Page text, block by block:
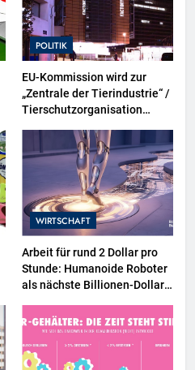
POLITIK
EU-Kommission wird zur
„Zentrale der Tierindustrie“ /
Tierschutzorganisation
Projektion in Brüssel die
Nähe der EU-Kommission zur
Tierindustrie an
WIRTSCHAFT
Arbeit für rund 2 Dollar pro
Stunde: Humanoide Roboter
als nächste Billionen-Dollar-